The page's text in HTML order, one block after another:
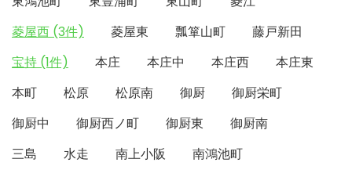
菱屋西 (3件)
菱屋東 瓢箪山町
藤戸新田
宝持 (1件)
本庄 本庄中 本庄西
本庄東
本町
松原 松原南 御厨
御厨栄町
御厨中
御厨西ノ町 御厨東
御厨南
三島
水走 南上小阪
南鴻池町